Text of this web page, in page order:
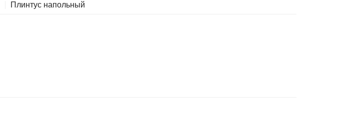
Плинтус напольный